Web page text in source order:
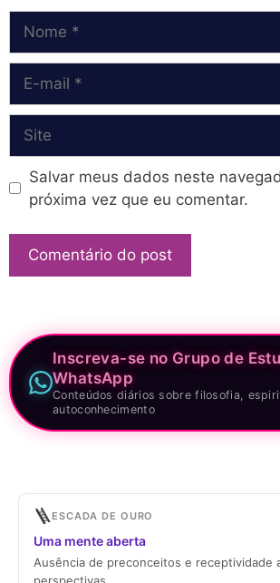
mail
Salvar meus dados neste
próxima vez que eu comentar.
Inscreva-se no Grupo de
WhatsApp
Conteúdos diários sobre filosofia,
autoconhecimento